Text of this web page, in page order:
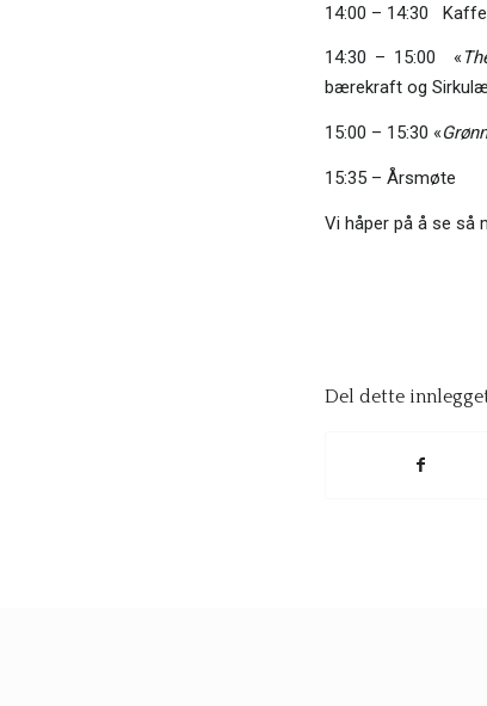
14:00 – 14:30
14:30 – 15:00 «
bærekraft og
15:00 – 15:30 «
15:35 – Årsmøte
Vi håper på å se så
Del dette